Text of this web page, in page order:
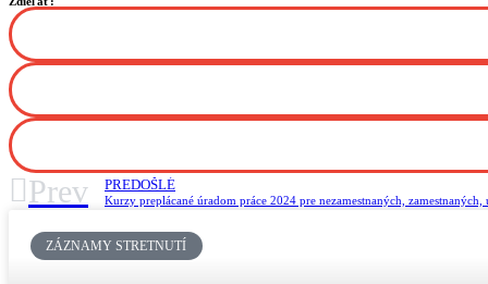
Prev PREDOŠLÉ
Kurzy preplácané úradom práce 2024 pre nezamestnaných, zamestnaných,
ZÁZNAMY STRETNUTÍ